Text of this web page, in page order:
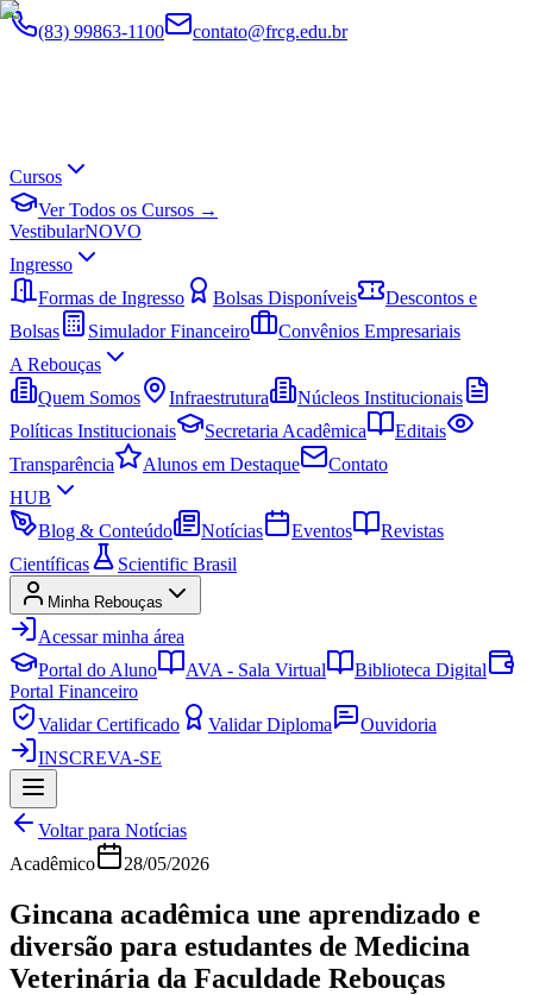
(83) 99863-1100 contato@frcg.edu.br
Cursos
Ver Todos os Cursos →
VestibularNOVO
Ingresso
Formas de Ingresso
Bolsas Disponíveis
Descontos e
Bolsas
Simulador Financeiro
Convênios Empresariais
A Rebouças
Quem Somos
Infraestrutura
Núcleos Institucionais
Políticas Institucionais
Secretaria Acadêmica
Editais
Transparência
Alunos em Destaque
Contato
HUB
Blog & Conteúdo
Notícias Eventos
Revistas
Científicas
Scientific Brasil
Minha Rebouças
Acessar minha área
Portal do Aluno
AVA - Sala Virtual
Biblioteca Digital
Portal Financeiro
Validar Certificado
Validar Diploma
Ouvidoria
INSCREVA-SE
Voltar para Notícias
Acadêmico
28/05/2026
Gincana acadêmica une aprendizado e
diversão para estudantes de Medicina
Veterinária da Faculdade Rebouças